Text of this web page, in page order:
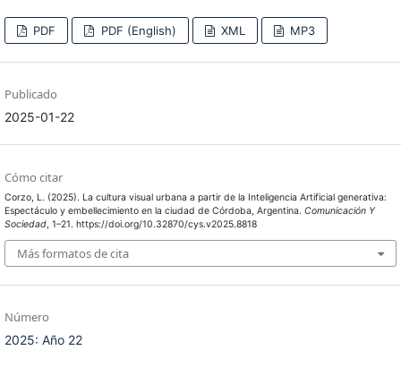
PDF PDF (English) XML MP3
Publicado
2025-01-22
Cómo citar
Corzo, L. (2025). La cultura visual urbana a partir de la Inteligencia Artificial generativa:
Espectáculo y embellecimiento en la ciudad de Córdoba, Argentina. Comunicación Y
Sociedad, 1–21. https://doi.org/10.32870/cys.v2025.8818
Más formatos de cita
Número
2025: Año 22